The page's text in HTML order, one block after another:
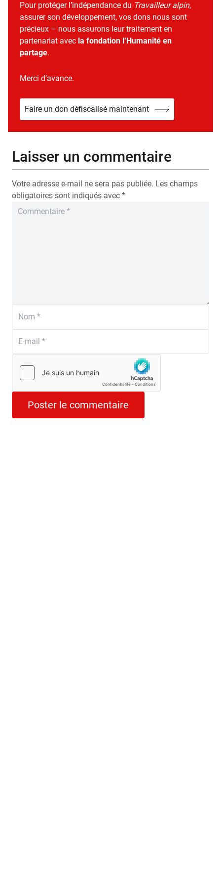
Pour protéger l’indépendance du Travailleur alpin,
assurer son développement, vos dons nous sont
précieux – nous assurons leur traitement en
partenariat avec la fondation l’Humanité en
partage.
Merci d’avance.
Faire un don défiscalisé maintenant
Laisser un commentaire
Votre adresse e-mail ne sera pas publiée. Les champs
obligatoires sont indiqués avec *